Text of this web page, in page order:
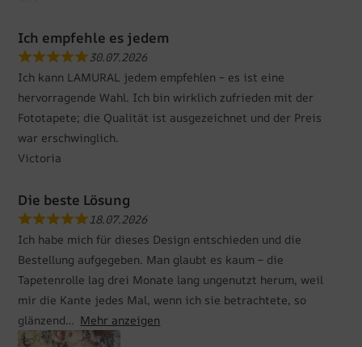
Ich empfehle es jedem
30.07.2026
Ich kann LAMURAL jedem empfehlen – es ist eine
hervorragende Wahl. Ich bin wirklich zufrieden mit der
Fototapete; die Qualität ist ausgezeichnet und der Preis
war erschwinglich.
Victoria
Die beste Lösung
18.07.2026
Ich habe mich für dieses Design entschieden und die
Bestellung aufgegeben. Man glaubt es kaum – die
Tapetenrolle lag drei Monate lang ungenutzt herum, weil
mir die Kante jedes Mal, wenn ich sie betrachtete, so
glänzend
Mehr anzeigen